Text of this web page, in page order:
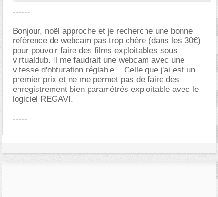
------
Bonjour, noël approche et je recherche une bonne
référence de webcam pas trop chère (dans les 30€)
pour pouvoir faire des films exploitables sous
virtualdub. Il me faudrait une webcam avec une
vitesse d'obturation réglable... Celle que j'ai est un
premier prix et ne me permet pas de faire des
enregistrement bien paramétrés exploitable avec le
logiciel REGAVI.
-----